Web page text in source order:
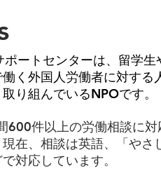
ポートセンターは、留学生
く外国人労働者に対する
り組んでいるNPOです。
件以上の労働相談に対
在、相談は英語、「やさ
対応しています。